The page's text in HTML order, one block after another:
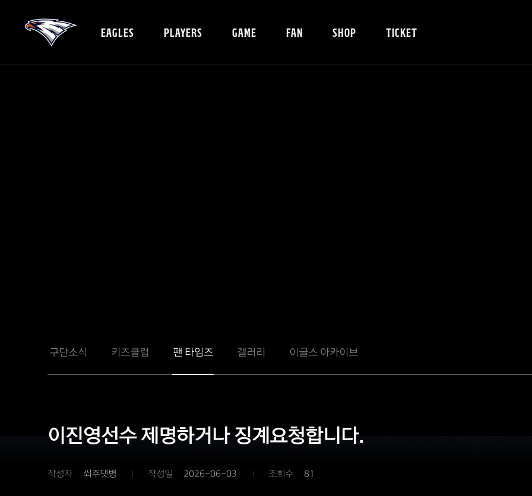
EAGLES PLAYERS GAME FAN SHOP TICKET
구단소식 키즈클럽 팬 타임즈 갤러리 이글스 아카이브
이진영선수 제명하거나 징계요청합니다.
작성자 쐬주댓병 작성일 2026-06-03 조회수 81